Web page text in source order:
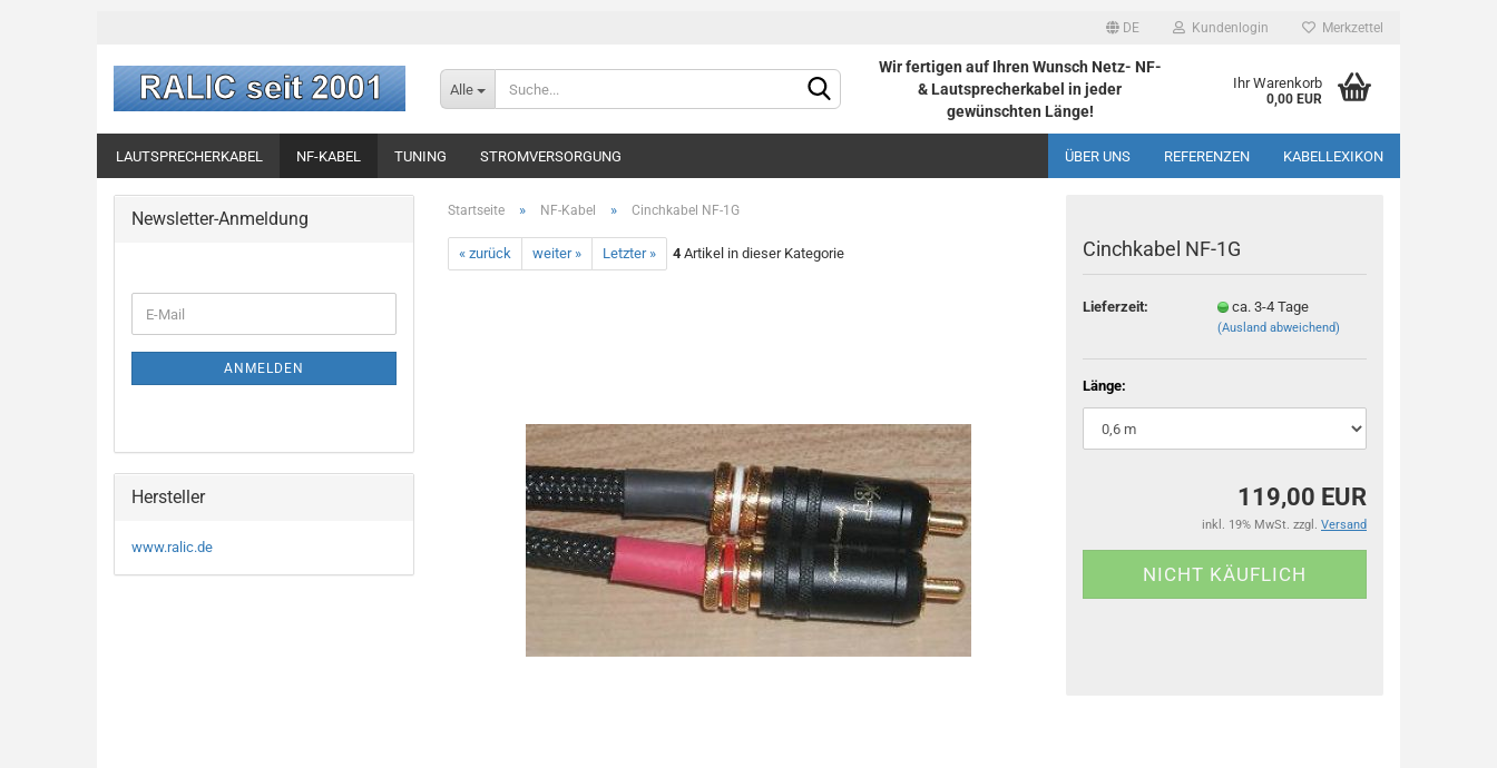
DE
Sprache auswählen
Kundenlogin Merkzettel
Alle
Wir fertigen auf Ihren Wunsch Netz- NF-
& Lautsprecherkabel in jeder
gewünschten Länge!
Ihr Warenkorb
0,00 EUR
LAUTSPRECHERKABEL NF-KABEL TUNING STROMVERSORGUNG ÜBER UNS REFERENZEN KABELLEXIKON
Startseite » NF-Kabel » Cinchkabel NF-1G
« zurück weiter » Letzter » 4 Artikel in dieser Kategorie Cinch­ka­bel NF-1G
Lieferzeit: ca. 3-4 Tage
(Ausland abweichend)
Länge:
119,00 EUR
inkl. 19% MwSt. zzgl. Versand
Newsletter-Anmeldung
ANMELDEN
Hersteller
www.ralic.de